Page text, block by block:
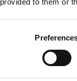
eine
Integration
zu